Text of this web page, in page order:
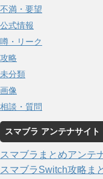
不満・要望
公式情報
噂・リーク
攻略
未分類
画像
相談・質問
スマブラ アンテナサイト
スマブラまとめアンテ
スマブラSwitch攻略ま